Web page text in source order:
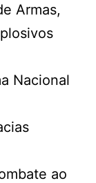
Armas,
Nacional
ao